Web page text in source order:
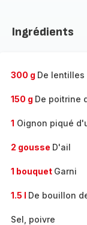
Ingrédients
300 g De lentilles
150 g De poitrine
1 Oignon piqué
2 gousse D'ail
1 bouquet Garni
1.5 l De bouillon
Sel, poivre